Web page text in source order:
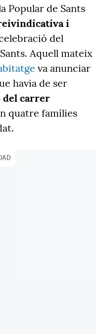
Popular de Sants
i
del
Aquell mateix
va anunciar
havia de ser
del carrer
quatre famílies